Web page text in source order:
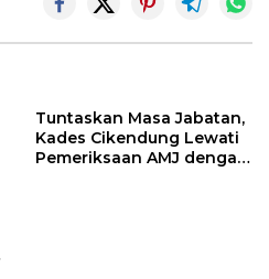
Tuntaskan Masa Jabatan,
Kades Cikendung Lewati
Pemeriksaan AMJ dengan